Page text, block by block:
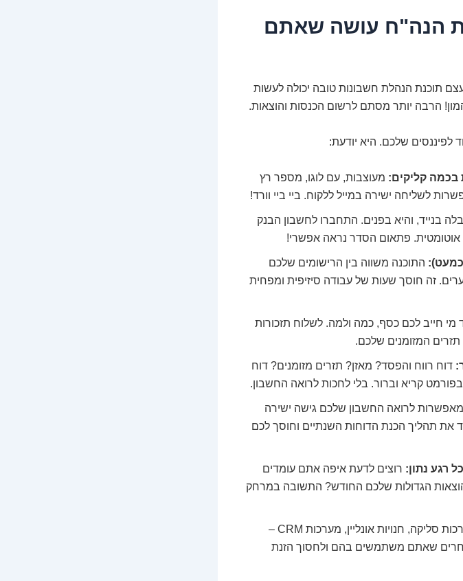
הנה"ח עושה שאתם
תוכנת הנהלת חשבונות טובה יכולה לעשות
הרבה יותר מסתם לרשום הכנסות והוצאות.
לפיננסים שלכם. היא יודעת:
בכמה קליקים: מעוצבות, עם לוגו, מספר רץ
לשליחה ישירה במייל ללקוח. ביי ביי וורד!
בנייד, והיא בפנים. התחברו לחשבון הבנק
אוטומטית. פתאום הסדר נראה אפשרי!
התוכנה משווה בין הרישומים שלכם
זה חוסך שעות של עבודה סיזיפית ומפחית
מי חייב לכם כסף, כמה ולמה. לשלוח תזכורות
המזומנים שלכם.
דוח רווח והפסד? מאזן? תזרים מזומנים? דוח
קריא וברור. בלי לחכות לרואה החשבון.
מאפשרות לרואה החשבון שלכם גישה ישירה
את תהליך הכנת הדוחות השנתיים וחוסך לכם
רגע נתון: רוצים לדעת איפה אתם עומדים
הגדולות שלכם החודש? התשובה במרחק
מערכות סליקה, חנויות אונליין, מערכות CRM –
שאתם משתמשים בהם ולחסוך הזנת